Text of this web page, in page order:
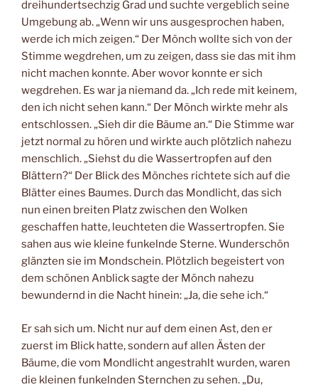
dreihundertsechzig Grad und suchte vergeblich seine
Umgebung ab. „Wenn wir uns ausgesprochen haben,
werde ich mich zeigen.“ Der Mönch wollte sich von der
Stimme wegdrehen, um zu zeigen, dass sie das mit ihm
nicht machen konnte. Aber wovor konnte er sich
wegdrehen. Es war ja niemand da. „Ich rede mit keinem,
den ich nicht sehen kann.“ Der Mönch wirkte mehr als
entschlossen. „Sieh dir die Bäume an.“ Die Stimme war
jetzt normal zu hören und wirkte auch plötzlich nahezu
menschlich. „Siehst du die Wassertropfen auf den
Blättern?“ Der Blick des Mönches richtete sich auf die
Blätter eines Baumes. Durch das Mondlicht, das sich
nun einen breiten Platz zwischen den Wolken
geschaffen hatte, leuchteten die Wassertropfen. Sie
sahen aus wie kleine funkelnde Sterne. Wunderschön
glänzten sie im Mondschein. Plötzlich begeistert von
dem schönen Anblick sagte der Mönch nahezu
bewundernd in die Nacht hinein: „Ja, die sehe ich.“
Er sah sich um. Nicht nur auf dem einen Ast, den er
zuerst im Blick hatte, sondern auf allen Ästen der
Bäume, die vom Mondlicht angestrahlt wurden, waren
die kleinen funkelnden Sternchen zu sehen. „Du,